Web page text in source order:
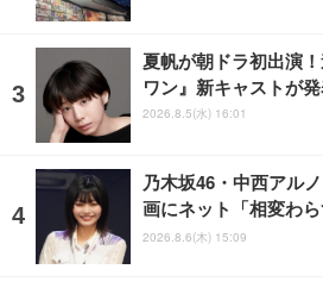
夏帆が朝ドラ初出演
ワン』新キャストが
2026.8.5(水) 16:01
乃木坂46・中西アル
画にネット「相変わ
2026.8.6(木) 15:09